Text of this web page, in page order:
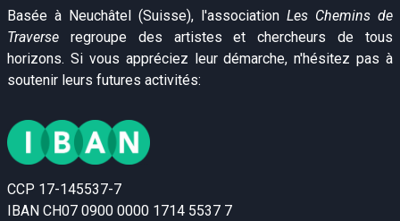
Basée à Neuchâtel (Suisse), l'association Les Chemins de
Traverse regroupe des artistes et chercheurs de tous
horizons. Si vous appréciez leur démarche, n'hésitez pas à
soutenir leurs futures activités:
CCP 17-145537-7
IBAN CH07 0900 0000 1714 5537 7